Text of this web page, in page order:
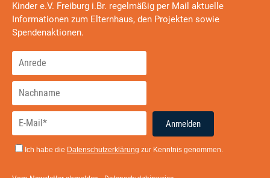
Kinder e.V. Freiburg i.Br. regelmäßig per Mail aktuelle
Informationen zum Elternhaus, den Projekten sowie
Spendenaktionen.
Anmelden
Ich habe die Datenschutzerklärung zur Kenntnis genommen.